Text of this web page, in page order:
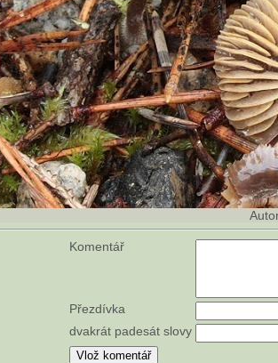
Komentář
Přezdívka
dvakrát padesát slovy